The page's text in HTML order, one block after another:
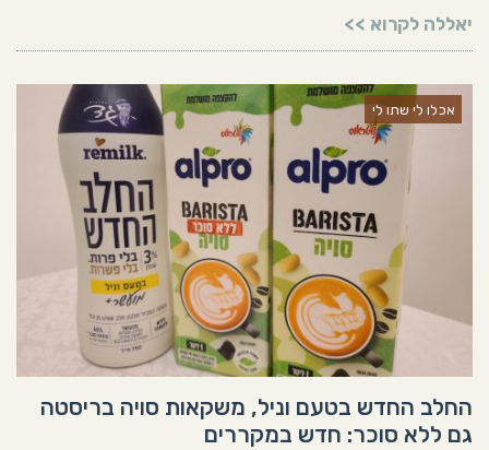
יאללה לקרוא >>
אכלו לי שתו לי
החלב החדש בטעם וניל, משקאות סויה בריסטה
גם ללא סוכר: חדש במקררים